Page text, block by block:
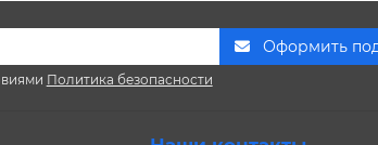
Оформить
Политика безопасности